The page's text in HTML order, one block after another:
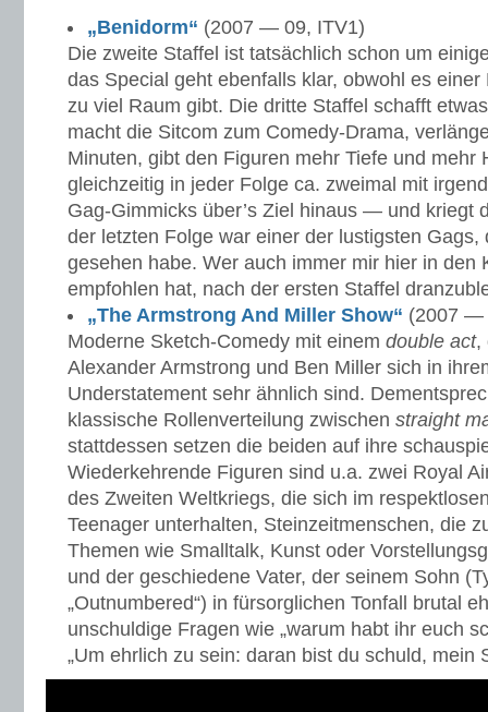
„Benidorm“ (2007 — 09, ITV1)
Die zweite Staffel ist tatsächlich schon um
das Special geht ebenfalls klar, obwohl es
zu viel Raum gibt. Die dritte Staffel schafft
macht die Sitcom zum Comedy-Drama,
Minuten, gibt den Figuren mehr Tiefe und mehr
gleichzeitig in jeder Folge ca. zweimal mit
Gag-Gimmicks über’s Ziel hinaus — und kriegt
der letzten Folge war einer der lustigsten Gags,
gesehen habe. Wer auch immer mir hier in den
empfohlen hat, nach der ersten Staffel
„The Armstrong And Miller Show“ (2007 —
Moderne Sketch-Comedy mit einem double act,
Alexander Armstrong und Ben Miller sich in
Understatement sehr ähnlich sind.
klassische Rollenverteilung zwischen straight
stattdessen setzen die beiden auf ihre
Wiederkehrende Figuren sind u.a. zwei Royal
des Zweiten Weltkriegs, die sich im
Teenager unterhalten, Steinzeitmenschen, die
Themen wie Smalltalk, Kunst oder
und der geschiedene Vater, der seinem Sohn
„Outnumbered“) in fürsorglichen Tonfall brutal
unschuldige Fragen wie „warum habt ihr euch
„Um ehrlich zu sein: daran bist du schuld, mein